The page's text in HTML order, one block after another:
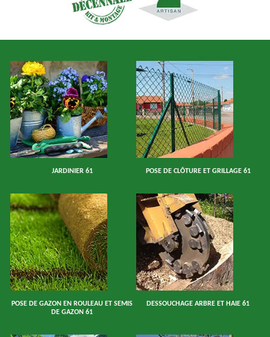
JARDINIER 61 POSE DE CLÔTURE ET GRILLAGE 61
POSE DE GAZON EN ROULEAU ET SEMIS
DE GAZON 61
DESSOUCHAGE ARBRE ET HAIE 61